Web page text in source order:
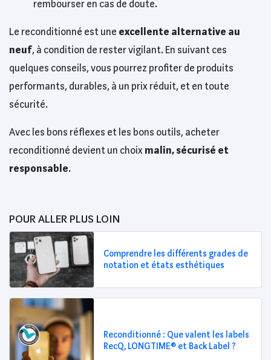
rembourser en cas de doute.
Le reconditionné est une excellente alternative au
neuf, à condition de rester vigilant. En suivant ces
quelques conseils, vous pourrez profiter de produits
performants, durables, à un prix réduit, et en toute
sécurité.
Avec les bons réflexes et les bons outils, acheter
reconditionné devient un choix malin, sécurisé et
responsable.
POUR ALLER PLUS LOIN
Comprendre les différents grades de
notation et états esthétiques
Reconditionné : Que valent les labels
RecQ, LONGTIME® et Back Label ?